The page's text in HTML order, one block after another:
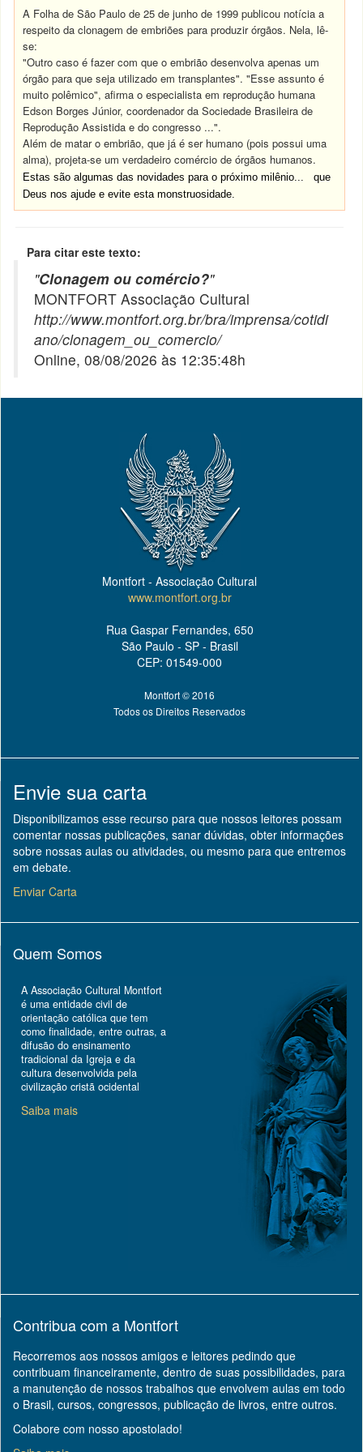
A Folha de São Paulo de 25 de junho de 1999 publicou notícia a
respeito da clonagem de embriões para produzir órgãos. Nela, lê-
se:
"Outro caso é fazer com que o embrião desenvolva apenas um
órgão para que seja utilizado em transplantes". "Esse assunto é
muito polêmico", afirma o especialista em reprodução humana
Edson Borges Júnior, coordenador da Sociedade Brasileira de
Reprodução Assistida e do congresso ...".
Além de matar o embrião, que já é ser humano (pois possui uma
alma), projeta-se um verdadeiro comércio de órgãos humanos.
Estas são algumas das novidades para o próximo milênio... que
Deus nos ajude e evite esta monstruosidade.
Para citar este texto:
"Clonagem ou comércio?"
MONTFORT Associação Cultural
http://www.montfort.org.br/bra/imprensa/cotidi
ano/clonagem_ou_comercio/
Online, 08/08/2026 às 12:35:48h
Montfort - Associação Cultural
www.montfort.org.br
Rua Gaspar Fernandes, 650
São Paulo - SP - Brasil
CEP: 01549-000
Montfort © 2016
Todos os Direitos Reservados
Envie sua carta
Disponibilizamos esse recurso para que nossos leitores possam
comentar nossas publicações, sanar dúvidas, obter informações
sobre nossas aulas ou atividades, ou mesmo para que entremos
em debate.
Enviar Carta
Quem Somos
A Associação Cultural Montfort
é uma entidade civil de
orientação católica que tem
como finalidade, entre outras, a
difusão do ensinamento
tradicional da Igreja e da
cultura desenvolvida pela
civilização cristã ocidental
Saiba mais
Contribua com a Montfort
Recorremos aos nossos amigos e leitores pedindo que
contribuam financeiramente, dentro de suas possibilidades, para
a manutenção de nossos trabalhos que envolvem aulas em todo
o Brasil, cursos, congressos, publicação de livros, entre outros.
Colabore com nosso apostolado!